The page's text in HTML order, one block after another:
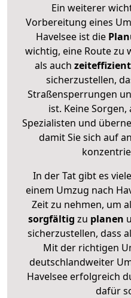
Ein weiterer
Vorbereitung eines
Havelsee ist die
wichtig, eine Route zu
als auch zeiteffizient
sicherzustellen,
Straßensperrungen
ist. Keine
Spezialisten und
damit Sie sich auf
In der Tat gibt es
einem Umzug nach
Zeit zu nehmen, um
sorgfältig zu planen
sicherzustellen, dass
Mit der richtigen
deutschlandweiter
Havelsee erfolgreich
dafür